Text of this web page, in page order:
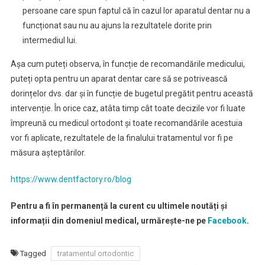
persoane care spun faptul că în cazul lor aparatul dentar nu a
funcționat sau nu au ajuns la rezultatele dorite prin
intermediul lui.
Așa cum puteți observa, în funcție de recomandările medicului,
puteți opta pentru un aparat dentar care să se potrivească
dorințelor dvs. dar și în funcție de bugetul pregătit pentru această
intervenție. În orice caz, atâta timp cât toate decizile vor fi luate
împreună cu medicul ortodont și toate recomandările acestuia
vor fi aplicate, rezultatele de la finalului tratamentul vor fi pe
măsura așteptărilor.
https://www.dentfactory.ro/blog
Pentru a fi în permanență la curent cu ultimele noutăți și
informații din domeniul medical, urmărește-ne pe Facebook.
Tagged tratamentul ortodontic